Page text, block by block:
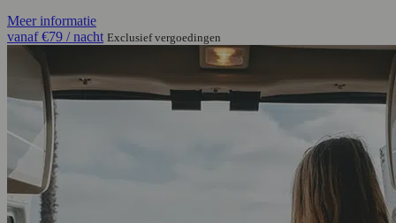
Meer informatie
vanaf€79 / nacht Exclusief vergoedingen